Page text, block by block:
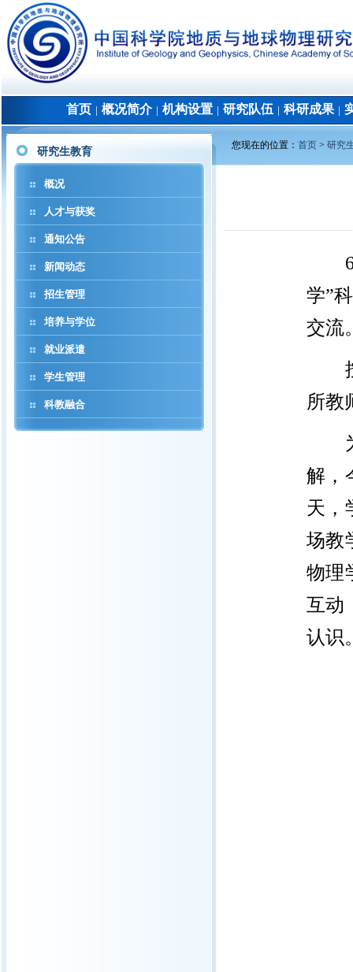
首页 概况简介│ 机构设置 研究队伍 科研成果│
研究生教育
概况
人才与获奖
通知公告
新闻动态
招生管理
培养与学位
就业派遣
学生管理
科教融合
您现在的位置： 首页 > 研究
学”
交流
所教
解，
天，
场教
物理
互动
认识